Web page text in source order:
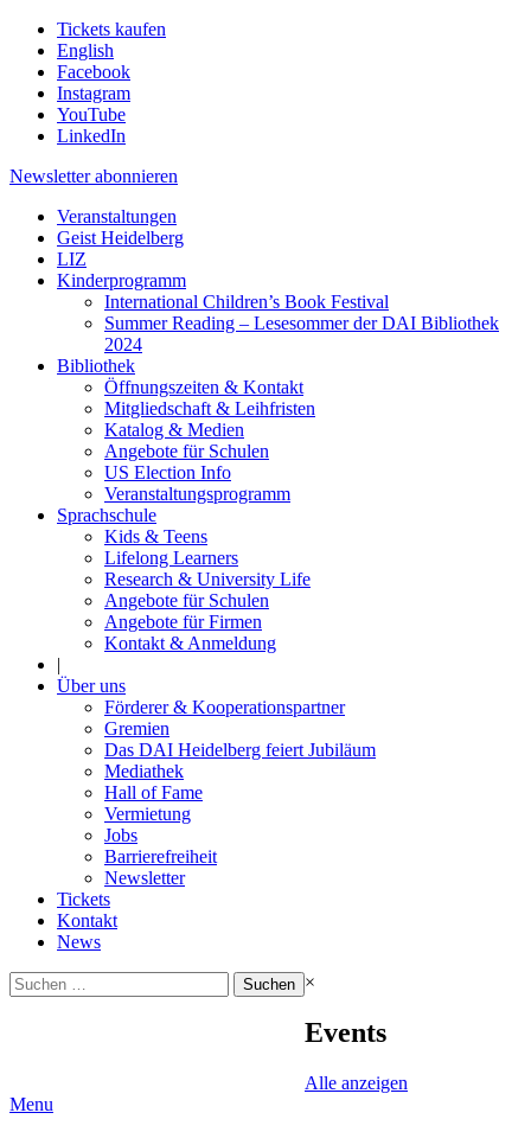
Tickets kaufen
English
Facebook
Instagram
YouTube
LinkedIn
Newsletter abonnieren
Veranstaltungen
Geist Heidelberg
LIZ
Kinderprogramm
International Children’s Book Festival
Summer Reading – Lesesommer der DAI Bibliothek
2024
Bibliothek
Öffnungszeiten & Kontakt
Mitgliedschaft & Leihfristen
Katalog & Medien
Angebote für Schulen
US Election Info
Veranstaltungsprogramm
Sprachschule
Kids & Teens
Lifelong Learners
Research & University Life
Angebote für Schulen
Angebote für Firmen
Kontakt & Anmeldung
|
Über uns
Förderer & Kooperationspartner
Gremien
Das DAI Heidelberg feiert Jubiläum
Mediathek
Hall of Fame
Vermietung
Jobs
Barrierefreiheit
Newsletter
Tickets
Kontakt
News
Suchen
nach:
×
Events
Alle anzeigen
Menu